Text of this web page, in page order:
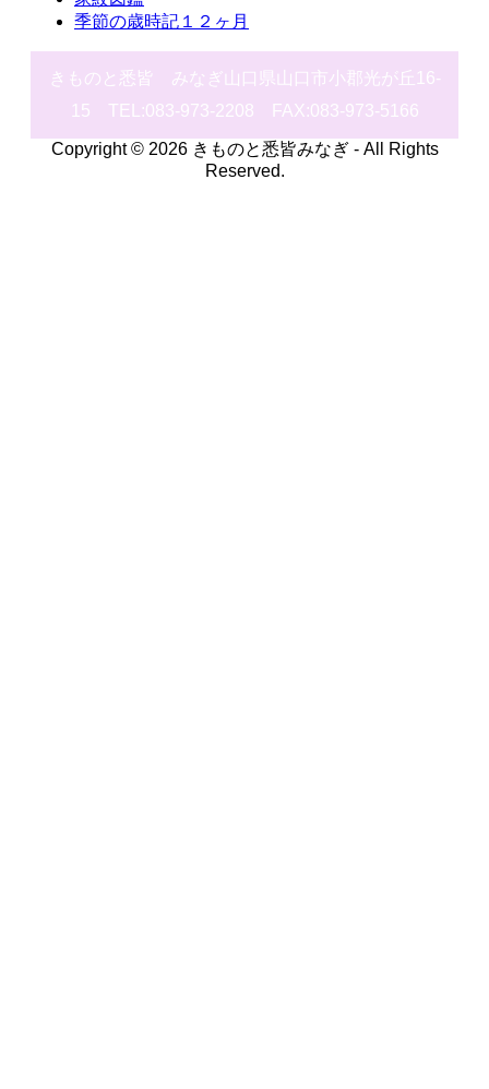
季節の歳時記１２ヶ月
きものと悉皆 みなぎ山口県山口市小郡光が丘16-
15 TEL:083-973-2208 FAX:083-973-5166
Copyright © 2026 きものと悉皆みなぎ - All Rights
Reserved.